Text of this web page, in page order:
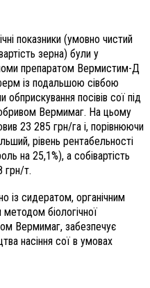
показники (умовно чистий
зерна) були у
препаратом Вермистим-Д
із подальшою сівбою
обприскування посівів сої під
Вермимаг. На цьому
23 285 грн/га і, порівнюючи
рівень рентабельності
на 25,1%), а собівартість
грн/т.
із сидератом, органічним
біологічної
Вермимаг, забезпечує
насіння сої в умовах